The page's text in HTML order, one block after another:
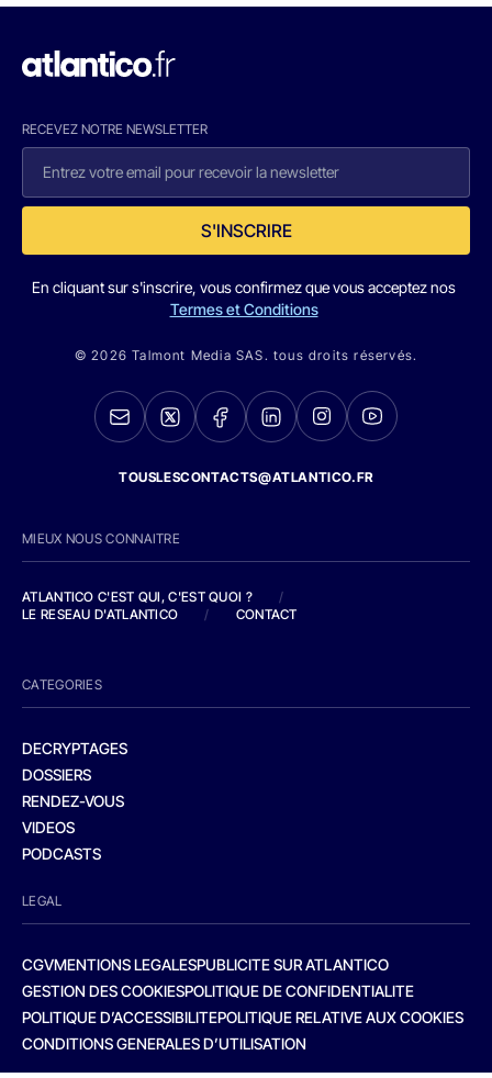
RECEVEZ NOTRE NEWSLETTER
S'INSCRIRE
En cliquant sur s'inscrire, vous confirmez que vous acceptez nos
Termes et Conditions
© 2026 Talmont Media SAS. tous droits réservés.
TOUSLESCONTACTS@ATLANTICO.FR
MIEUX NOUS CONNAITRE
ATLANTICO C'EST QUI, C'EST QUOI ?
/
LE RESEAU D'ATLANTICO
/ CONTACT
CATEGORIES
DECRYPTAGES
DOSSIERS
RENDEZ-VOUS
VIDEOS
PODCASTS
LEGAL
CGVMENTIONS LEGALESPUBLICITE SUR ATLANTICO
GESTION DES COOKIESPOLITIQUE DE CONFIDENTIALITE
POLITIQUE D’ACCESSIBILITEPOLITIQUE RELATIVE AUX COOKIES
CONDITIONS GENERALES D’UTILISATION